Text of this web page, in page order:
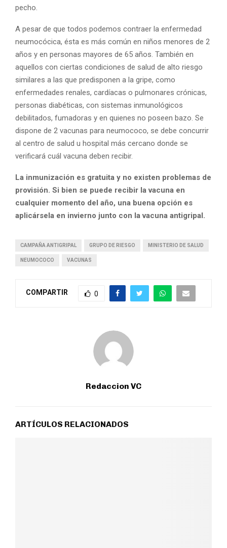
pecho.
A pesar de que todos podemos contraer la enfermedad
neumocócica, ésta es más común en niños menores de 2
años y en personas mayores de 65 años. También en
aquellos con ciertas condiciones de salud de alto riesgo
similares a las que predisponen a la gripe, como
enfermedades renales, cardíacas o pulmonares crónicas,
personas diabéticas, con sistemas inmunológicos
debilitados, fumadoras y en quienes no poseen bazo. Se
dispone de 2 vacunas para neumococo, se debe concurrir
al centro de salud u hospital más cercano donde se
verificará cuál vacuna deben recibir.
La inmunización es gratuita y no existen problemas de
provisión. Si bien se puede recibir la vacuna en
cualquier momento del año, una buena opción es
aplicársela en invierno junto con la vacuna antigripal.
CAMPAÑA ANTIGRIPAL GRUPO DE RIESGO MINISTERIO DE SALUD
NEUMOCOCO VACUNAS
COMPARTIR 0
Redaccion VC
ARTÍCULOS RELACIONADOS